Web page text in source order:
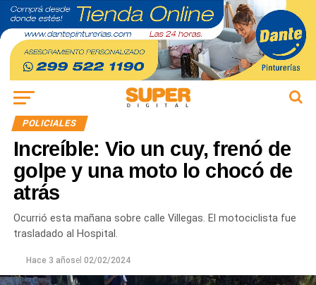
POLICIALES
Increíble: Vio un cuy, frenó de
golpe y una moto lo chocó de
atrás
Ocurrió esta mañana sobre calle Villegas. El motociclista fue
trasladado al Hospital.
Hace 3 añosel 02/02/2024